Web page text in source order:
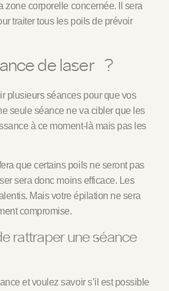
zone corporelle concernée. Il sera
traiter tous les poils de prévoir
de laser ?
plusieurs séances pour que vos
seule séance ne va cibler que les
à ce moment-là mais pas les
que certains poils ne seront pas
sera donc moins efficace. Les
Mais votre épilation ne sera
compromise.
rattraper une séance
et voulez savoir s’il est possible